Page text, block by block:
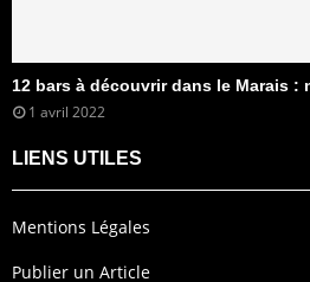
12 bars à découvrir dans le Marais :
1 avril 2022
LIENS UTILES
Mentions Légales
Publier un Article